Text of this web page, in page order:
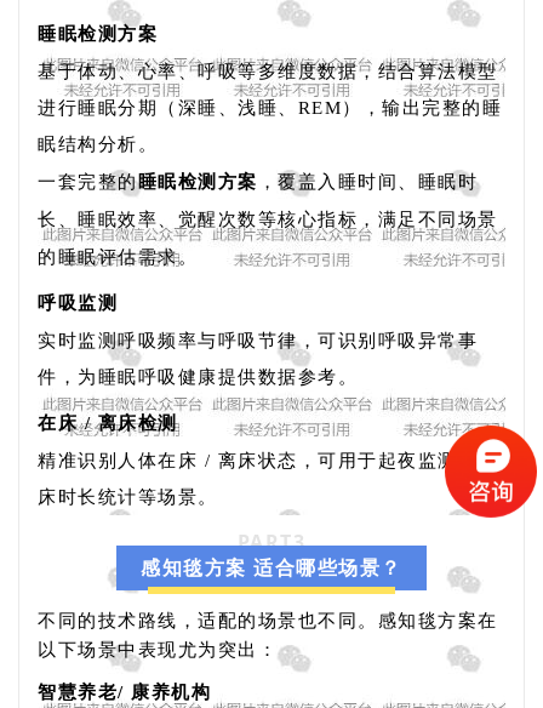
睡眠检测方案
基于体动、心率、呼吸等多维度数据，结合算法模型
进行睡眠分期（深睡、浅睡、REM），输出完整的睡
眠结构分析。
一套完整的睡眠检测方案 ，覆盖入睡时间、睡眠时
长、睡眠效率、觉醒次数等核心指标，满足不同场景
的睡眠评估需求。
呼吸监测
实时监测呼吸频率与呼吸节律，可识别呼吸异常事
件，为睡眠呼吸健康提供数据参考。
在床 / 离床检测
精准识别人体在床 / 离床状态，可用于起夜监测、离
床时长统计等场景。
PART3
感知毯方案 适合哪些场景？
不同的技术路线，适配的场景也不同。感知毯方案在
以下场景中表现尤为突出：
智慧养老/ 康养机构